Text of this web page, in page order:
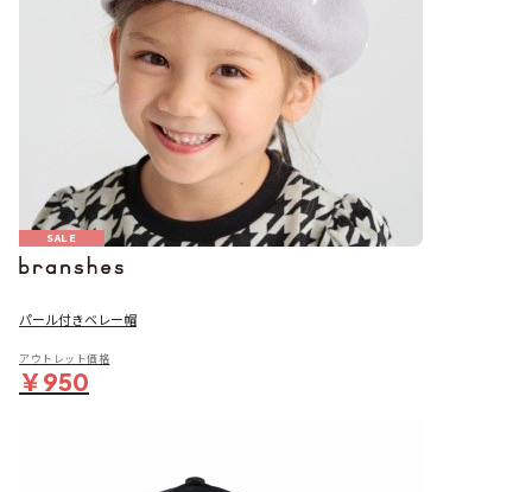
SALE
パール付きベレー帽
アウトレット価格
￥950